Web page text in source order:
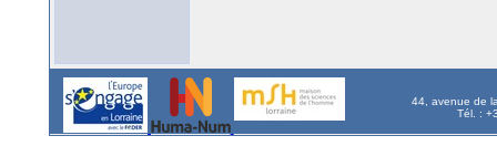
44, avenue de
Tél. :